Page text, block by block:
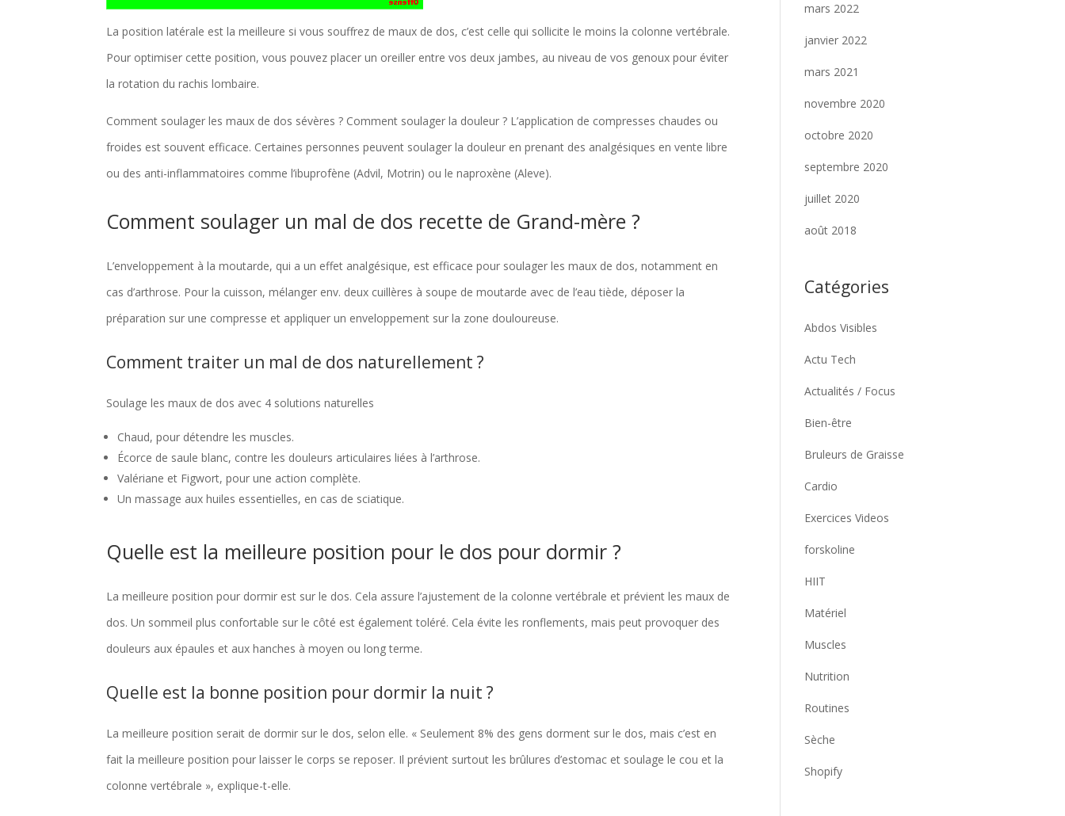
La position latérale est la meilleure si vous souffrez de maux de dos, c’est celle qui sollicite le moins la colonne vertébrale.
Pour optimiser cette position, vous pouvez placer un oreiller entre vos deux jambes, au niveau de vos genoux pour éviter
la rotation du rachis lombaire.
Comment soulager les maux de dos sévères ? Comment soulager la douleur ? L’application de compresses chaudes ou
froides est souvent efficace. Certaines personnes peuvent soulager la douleur en prenant des analgésiques en vente libre
ou des anti-inflammatoires comme l’ibuprofène (Advil, Motrin) ou le naproxène (Aleve).
Comment soulager un mal de dos recette de Grand-mère ?
L’enveloppement à la moutarde, qui a un effet analgésique, est efficace pour soulager les maux de dos, notamment en
cas d’arthrose. Pour la cuisson, mélanger env. deux cuillères à soupe de moutarde avec de l’eau tiède, déposer la
préparation sur une compresse et appliquer un enveloppement sur la zone douloureuse.
Comment traiter un mal de dos naturellement ?
Soulage les maux de dos avec 4 solutions naturelles
Chaud, pour détendre les muscles.
Écorce de saule blanc, contre les douleurs articulaires liées à l’arthrose.
Valériane et Figwort, pour une action complète.
Un massage aux huiles essentielles, en cas de sciatique.
Quelle est la meilleure position pour le dos pour dormir ?
La meilleure position pour dormir est sur le dos. Cela assure l’ajustement de la colonne vertébrale et prévient les maux de
dos. Un sommeil plus confortable sur le côté est également toléré. Cela évite les ronflements, mais peut provoquer des
douleurs aux épaules et aux hanches à moyen ou long terme.
Quelle est la bonne position pour dormir la nuit ?
La meilleure position serait de dormir sur le dos, selon elle. « Seulement 8% des gens dorment sur le dos, mais c’est en
fait la meilleure position pour laisser le corps se reposer. Il prévient surtout les brûlures d’estomac et soulage le cou et la
colonne vertébrale », explique-t-elle.
mars 2022
janvier 2022
mars 2021
novembre 2020
octobre 2020
septembre 2020
juillet 2020
août 2018
Catégories
Abdos Visibles
Actu Tech
Actualités / Focus
Bien-être
Bruleurs de Graisse
Cardio
Exercices Videos
forskoline
HIIT
Matériel
Muscles
Nutrition
Routines
Sèche
Shopify